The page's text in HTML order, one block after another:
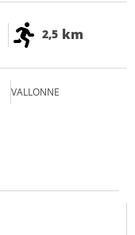
2,5 km
VALLONNE